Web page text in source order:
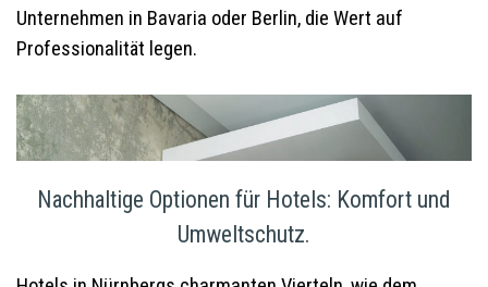
Unternehmen in Bavaria oder Berlin, die Wert auf
Professionalität legen.
Nachhaltige Optionen für Hotels: Komfort und
Umweltschutz.